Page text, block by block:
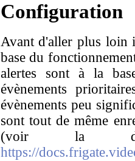
Configuration
Avant d'aller plus loin
base du
alertes sont à la
évènements
évènements peu
sont tout de même
(voir la
https://